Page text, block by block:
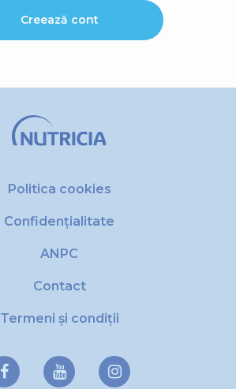
Creează cont
Politica cookies
Confidențialitate
ANPC
Contact
Termeni și condiții